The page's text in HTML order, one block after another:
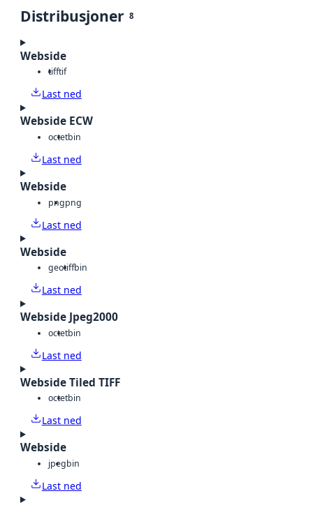
Distribusjoner 8
Webside
tifftif
Last ned
Webside ECW
octetbin
Last ned
Webside
pngpng
Last ned
Webside
geotiffbin
Last ned
Webside Jpeg2000
octetbin
Last ned
Webside Tiled TIFF
octetbin
Last ned
Webside
jpegbin
Last ned